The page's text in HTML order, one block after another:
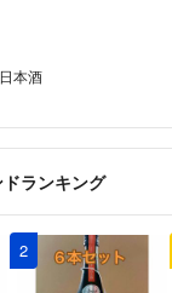
日本酒
ランキング
2